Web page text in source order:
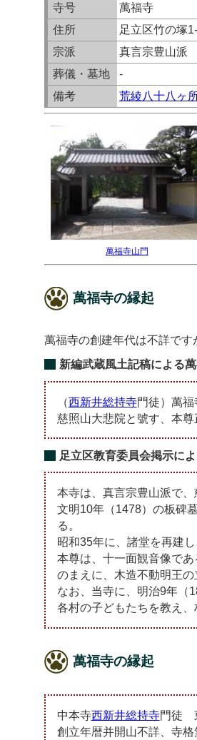
寺号
萬福寺
住所
足立区竹の塚
宗派
真言宗豊山派
葬儀・墓地
-
備考
荒綾八十八ヶ
萬福寺山門
萬福寺の縁起
萬福寺の創建年代は不詳です
新編武蔵風土記稿による
（西新井総持寺門徒）萬福
慈照山大悲院と號す、本尊
足立区教育委員会掲示に
本寺は、真言宗豊山派で、
文明10年（1478）の板碑
る。
昭和35年に、諸堂を再建
本尊は、十一面観音像で
のまえに、木造不動明王
なお、当寺に、明治9年（
各村の子どもたちを教え
萬福寺の縁起
中本寺西新井総持寺門徒
創立年暦并開山不詳、寺